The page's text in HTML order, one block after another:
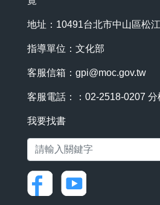
地址：10491台北市中山區松
指導單位：文化部
客服信箱： gpi@moc.gov.tw
客服電話：：02-2518-0207 分
我要找書